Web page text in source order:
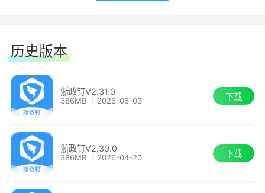
持续优化性能，提升平台整体稳健性。
浙政钉 2.10.8
在会议直播结束后，会通过工作通知将统计数
据发送给会议发起人;
历史版本
浙政钉V2.31.0
386MB 2026-06-03 下载
浙政钉V2.30.0
386MB 2026-04-20 下载